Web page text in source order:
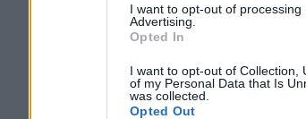
I want to opt-out of
Advertising.
Opted In
I want to opt-out of Collection,
of my Personal Data that Is
was collected.
Opted Out